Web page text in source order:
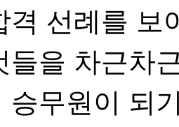
격 선례를 보
들을 차근차
승무원이 되